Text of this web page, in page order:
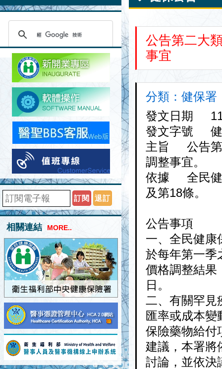
訂閱 退訂
相關連結 MORE..
公告第二大
事宜
分類：健保署
發文日期
發文字號 健
主旨 公告第
調整事宜。
依據 全民健
及第18條。
公告事項
一、全民健康
於每年第一季
價格調整結果
日。
二、有關罕見
匯率或成本
保險藥物給付
建議，本署將
討論，並依決